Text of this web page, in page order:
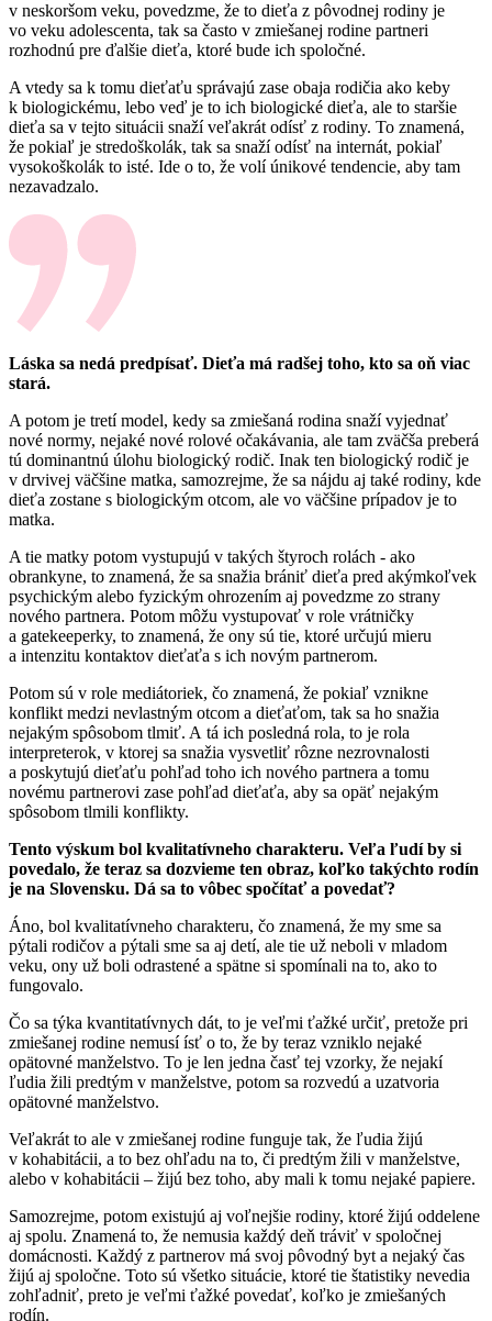
v neskoršom veku, povedzme, že to dieťa z pôvodnej rodiny je
vo veku adolescenta, tak sa často v zmiešanej rodine partneri
rozhodnú pre ďalšie dieťa, ktoré bude ich spoločné.
A vtedy sa k tomu dieťaťu správajú zase obaja rodičia ako keby
k biologickému, lebo veď je to ich biologické dieťa, ale to staršie
dieťa sa v tejto situácii snaží veľakrát odísť z rodiny. To znamená,
že pokiaľ je stredoškolák, tak sa snaží odísť na internát, pokiaľ
vysokoškolák to isté. Ide o to, že volí únikové tendencie, aby tam
nezavadzalo.
Láska sa nedá predpísať. Dieťa má radšej toho, kto sa oň viac
stará.
A potom je tretí model, kedy sa zmiešaná rodina snaží vyjednať
nové normy, nejaké nové rolové očakávania, ale tam zväčša preberá
tú dominantnú úlohu biologický rodič. Inak ten biologický rodič je
v drvivej väčšine matka, samozrejme, že sa nájdu aj také rodiny, kde
dieťa zostane s biologickým otcom, ale vo väčšine prípadov je to
matka.
A tie matky potom vystupujú v takých štyroch rolách - ako
obrankyne, to znamená, že sa snažia brániť dieťa pred akýmkoľvek
psychickým alebo fyzickým ohrozením aj povedzme zo strany
nového partnera. Potom môžu vystupovať v role vrátničky
a gatekeeperky, to znamená, že ony sú tie, ktoré určujú mieru
a intenzitu kontaktov dieťaťa s ich novým partnerom.
Potom sú v role mediátoriek, čo znamená, že pokiaľ vznikne
konflikt medzi nevlastným otcom a dieťaťom, tak sa ho snažia
nejakým spôsobom tlmiť. A tá ich posledná rola, to je rola
interpreterok, v ktorej sa snažia vysvetliť rôzne nezrovnalosti
a poskytujú dieťaťu pohľad toho ich nového partnera a tomu
novému partnerovi zase pohľad dieťaťa, aby sa opäť nejakým
spôsobom tlmili konflikty.
Tento výskum bol kvalitatívneho charakteru. Veľa ľudí by si
povedalo, že teraz sa dozvieme ten obraz, koľko takýchto rodín
je na Slovensku. Dá sa to vôbec spočítať a povedať?
Áno, bol kvalitatívneho charakteru, čo znamená, že my sme sa
pýtali rodičov a pýtali sme sa aj detí, ale tie už neboli v mladom
veku, ony už boli odrastené a spätne si spomínali na to, ako to
fungovalo.
Čo sa týka kvantitatívnych dát, to je veľmi ťažké určiť, pretože pri
zmiešanej rodine nemusí ísť o to, že by teraz vzniklo nejaké
opätovné manželstvo. To je len jedna časť tej vzorky, že nejakí
ľudia žili predtým v manželstve, potom sa rozvedú a uzatvoria
opätovné manželstvo.
Veľakrát to ale v zmiešanej rodine funguje tak, že ľudia žijú
v kohabitácii, a to bez ohľadu na to, či predtým žili v manželstve,
alebo v kohabitácii – žijú bez toho, aby mali k tomu nejaké papiere.
Samozrejme, potom existujú aj voľnejšie rodiny, ktoré žijú oddelene
aj spolu. Znamená to, že nemusia každý deň tráviť v spoločnej
domácnosti. Každý z partnerov má svoj pôvodný byt a nejaký čas
žijú aj spoločne. Toto sú všetko situácie, ktoré tie štatistiky nevedia
zohľadniť, preto je veľmi ťažké povedať, koľko je zmiešaných
rodín.